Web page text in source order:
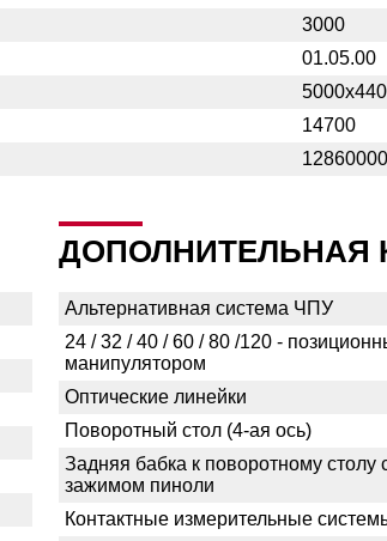
3000
01.05.00
14700
12860000
ДОПОЛНИТЕЛЬНАЯ
Альтернативная система ЧПУ
24 / 32 / 40 / 60 / 80 /120 -
манипулятором
Оптические линейки
Поворотный стол (4-ая ось)
Задняя бабка к поворотному
зажимом пиноли
Контактные измерительные